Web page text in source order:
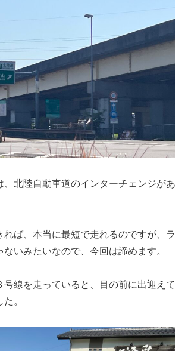
、北陸自動車道のインターチェンジがあ
れば、本当に最短で走れるのですが、ラ
ないみたいなので、今回は諦めます。
号線を走っていると、目の前に出迎えて
。